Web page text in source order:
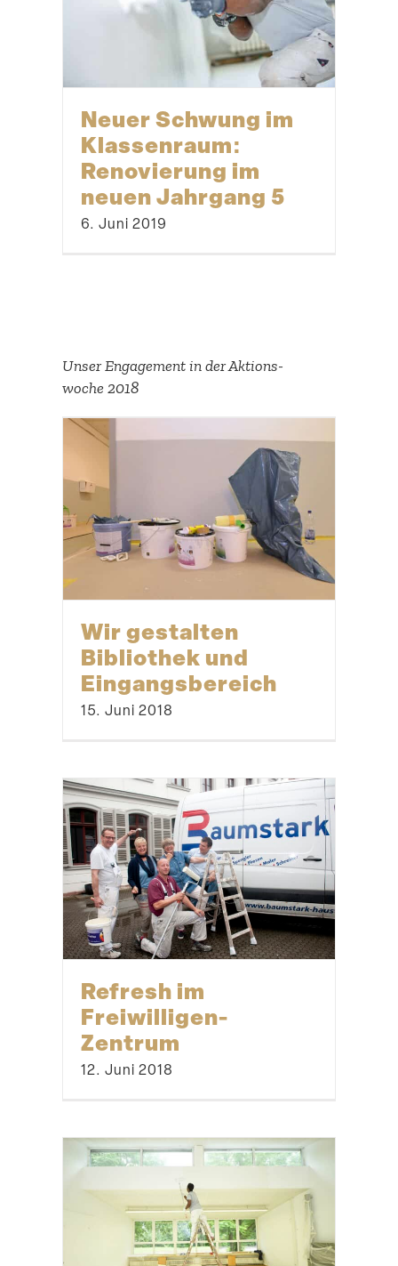
Neuer Schwung im
Klassenraum:
Renovierung im
neuen Jahrgang 5
6. Juni 2019
Unser Engagement in der Aktions­
woche 2018
Wir gestalten
Bibliothek und
Eingangsbereich
15. Juni 2018
Refresh im
Freiwilligen-
Zentrum
12. Juni 2018